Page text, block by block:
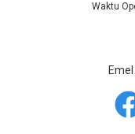
Waktu
Emel